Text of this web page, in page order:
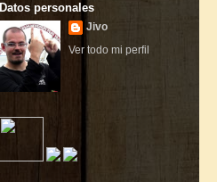
Datos personales
Jivo
Ver todo mi perfil